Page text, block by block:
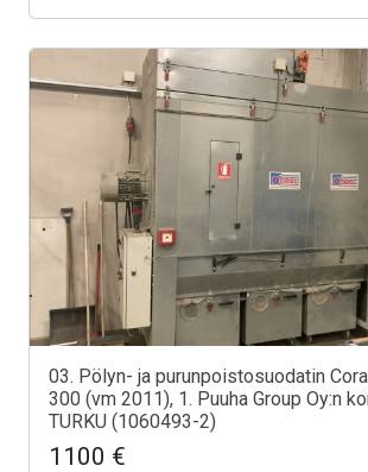
03. Pölyn- ja purunpoistosuodatin
300 (vm 2011), 1. Puuha Group Oy:n
TURKU (1060493-2)
1100 €